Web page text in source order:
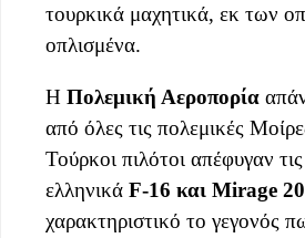
τουρκικά μαχητικά, εκ των
οπλισμένα.
Η Πολεμική Αεροπορία
από όλες τις πολεμικές
Τούρκοι πιλότοι απέφυγαν
ελληνικά F-16 και Mirage
χαρακτηριστικό το γεγονός